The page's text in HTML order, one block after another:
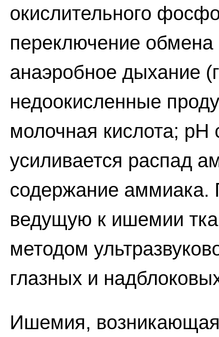
окислительного
переключение
анаэробное дыхание
недоокисленные
молочная кислота; рН
усиливается распад
содержание аммиака.
ведущую к ишемии
методом
глазных и
Ишемия, возникающая